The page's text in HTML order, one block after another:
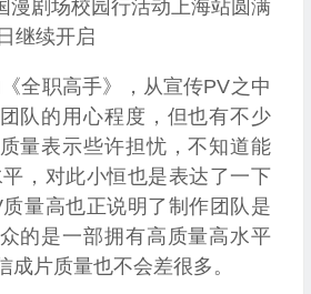
全职高手》，从宣传PV之中
队的用心程度，但也有不少
量表示些许担忧，不知道能
，对此小恒也是表达了一下
量高也正说明了制作团队是
的是一部拥有高质量高水平
成片质量也不会差很多。